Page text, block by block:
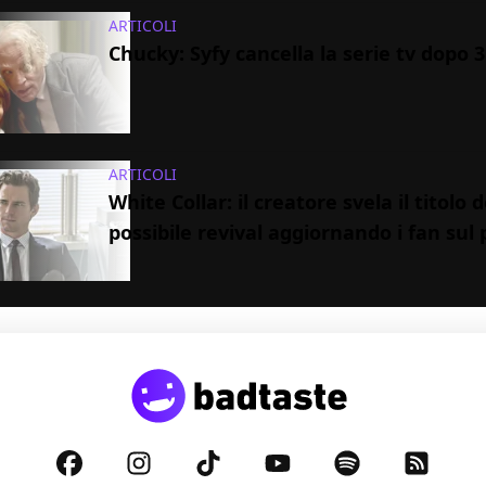
ARTICOLI
Chucky: Syfy cancella la serie tv dopo 3
ARTICOLI
White Collar: il creatore svela il titolo
possibile revival aggiornando i fan sul